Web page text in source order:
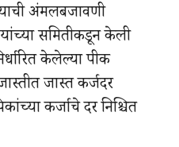
अंमलबजावणी
यांच्या समितीकडून केली
केलेल्या पीक
जास्त कर्जदर
कर्जाचे दर निश्चित